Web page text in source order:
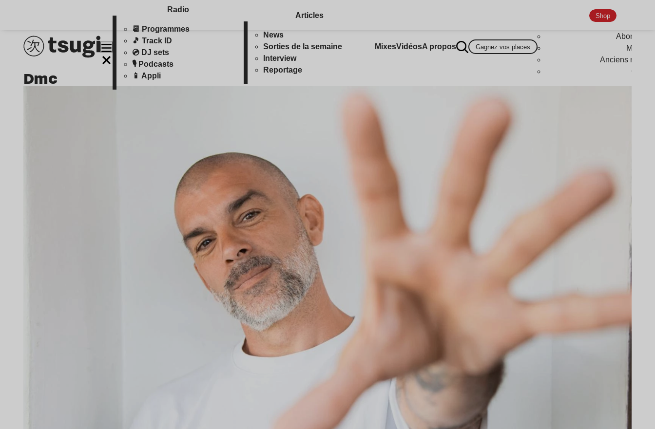
Radio
📆 Programmes
🎵 Track ID
💿 DJ sets
🎙️ Podcasts
📱 Appli
Articles
News
Sorties de la semaine
Interview
Reportage
MixesVidéosA propos Gagnez vos places
Shop
Anciens
dmc